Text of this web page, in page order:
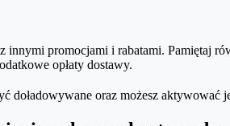
innymi promocjami i rabatami. Pamiętaj
opłaty dostawy.
doładowywane oraz możesz